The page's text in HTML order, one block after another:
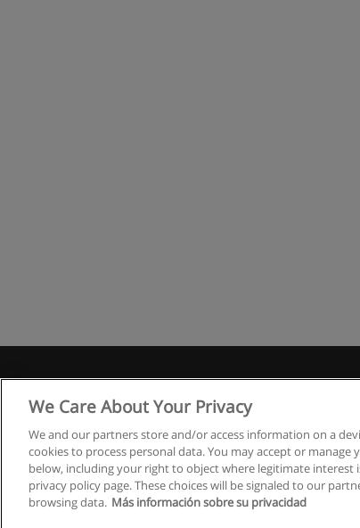
We Care About Your Privacy
We and our partners store and/or access information on a
cookies to process personal data. You may accept or manage
below, including your right to object where legitimate interest
privacy policy page. These choices will be signaled to our
browsing data. Más información sobre su privacidad